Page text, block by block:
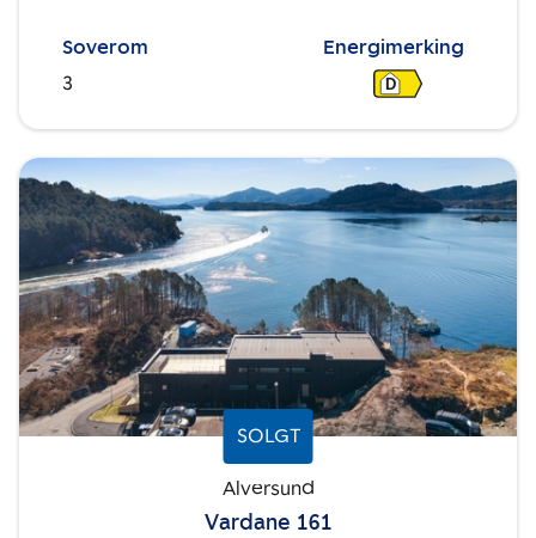
Soverom
3
Energimerking
D
SOLGT
Alversund
Vardane 161